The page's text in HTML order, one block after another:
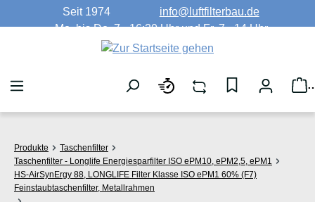
Zum Hauptinhalt springen
Seit 1974
info@luftfilterbau.de
Mo. bis Do. 7 - 16:30 Uhr und Fr. 7 - 14 Uhr
Produkte
Taschenfilter
Taschenfilter - Longlife Energiesparfilter ISO ePM10, ePM2,5, ePM1
HS-AirSynErgy 88, LONGLIFE Filter Klasse ISO ePM1 60% (F7)
Feinstaubtaschenfilter, Metallrahmen